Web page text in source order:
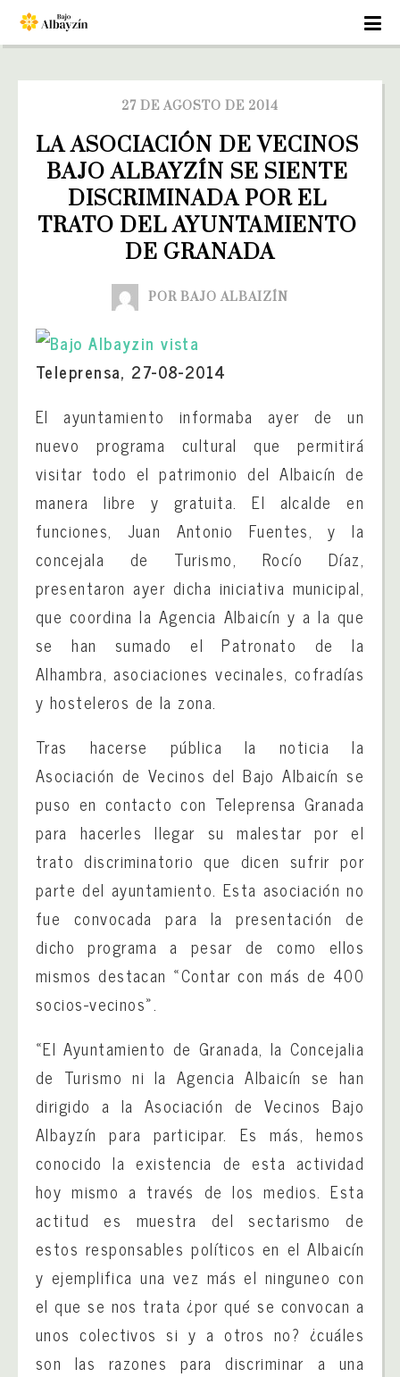
27 DE AGOSTO DE 2014
LA ASOCIACIÓN DE VECINOS
BAJO ALBAYZÍN SE SIENTE
DISCRIMINADA POR EL
TRATO DEL AYUNTAMIENTO
DE GRANADA
POR BAJO ALBAIZÍN
Teleprensa, 27-08-2014
El ayuntamiento informaba ayer de un
nuevo programa cultural que permitirá
visitar todo el patrimonio del Albaicín de
manera libre y gratuita. El alcalde en
funciones, Juan Antonio Fuentes, y la
concejala de Turismo, Rocío Díaz,
presentaron ayer dicha iniciativa municipal,
que coordina la Agencia Albaicín y a la que
se han sumado el Patronato de la
Alhambra, asociaciones vecinales, cofradías
y hosteleros de la zona.
Tras hacerse pública la noticia la
Asociación de Vecinos del Bajo Albaicín se
puso en contacto con Teleprensa Granada
para hacerles llegar su malestar por el
trato discriminatorio que dicen sufrir por
parte del ayuntamiento. Esta asociación no
fue convocada para la presentación de
dicho programa a pesar de como ellos
mismos destacan «Contar con más de 400
socios-vecinos».
«El Ayuntamiento de Granada, la Concejalia
de Turismo ni la Agencia Albaicín se han
dirigido a la Asociación de Vecinos Bajo
Albayzín para participar. Es más, hemos
conocido la existencia de esta actividad
hoy mismo a través de los medios. Esta
actitud es muestra del sectarismo de
estos responsables políticos en el Albaicín
y ejemplifica una vez más el ninguneo con
el que se nos trata ¿por qué se convocan a
unos colectivos si y a otros no? ¿cuáles
son las razones para discriminar a una